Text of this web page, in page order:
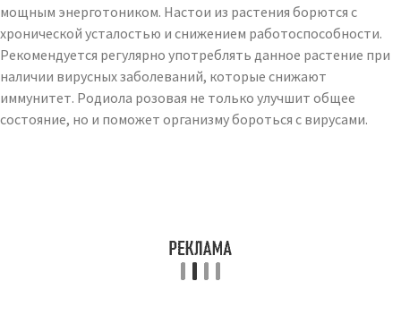
мощным энерготоником. Настои из растения борются с
хронической усталостью и снижением работоспособности.
Рекомендуется регулярно употреблять данное растение при
наличии вирусных заболеваний, которые снижают
иммунитет. Родиола розовая не только улучшит общее
состояние, но и поможет организму бороться с вирусами.